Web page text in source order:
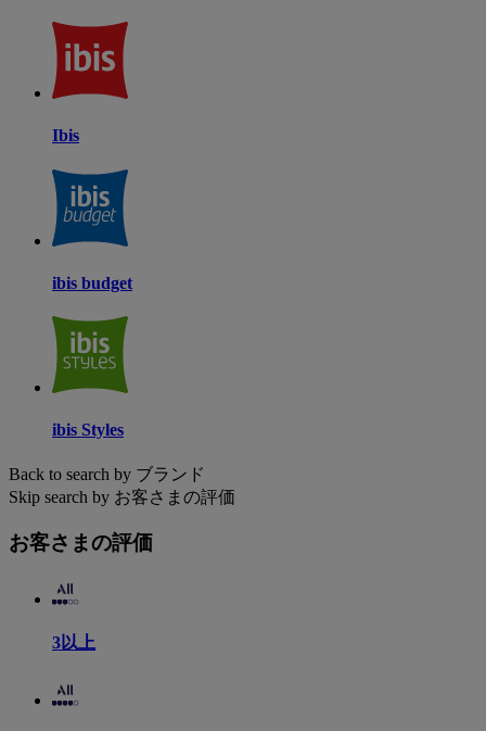
Ibis
ibis budget
ibis Styles
Back to search by ブランド
Skip search by お客さまの評価
お客さまの評価
3以上